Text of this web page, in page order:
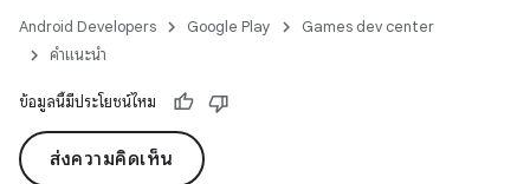
Android Developers Google Play
Games dev center
คำแนะนำ
ข้อมูลนี้มีประโยชน์ไหม
ส่งความคิดเห็น